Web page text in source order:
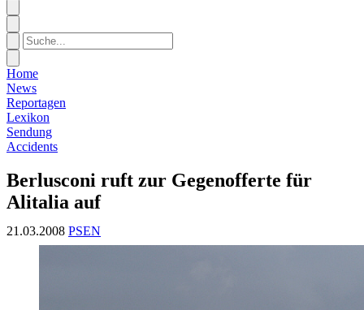
Home
News
Reportagen
Lexikon
Sendung
Accidents
Berlusconi ruft zur Gegenofferte für
Alitalia auf
21.03.2008 PSEN